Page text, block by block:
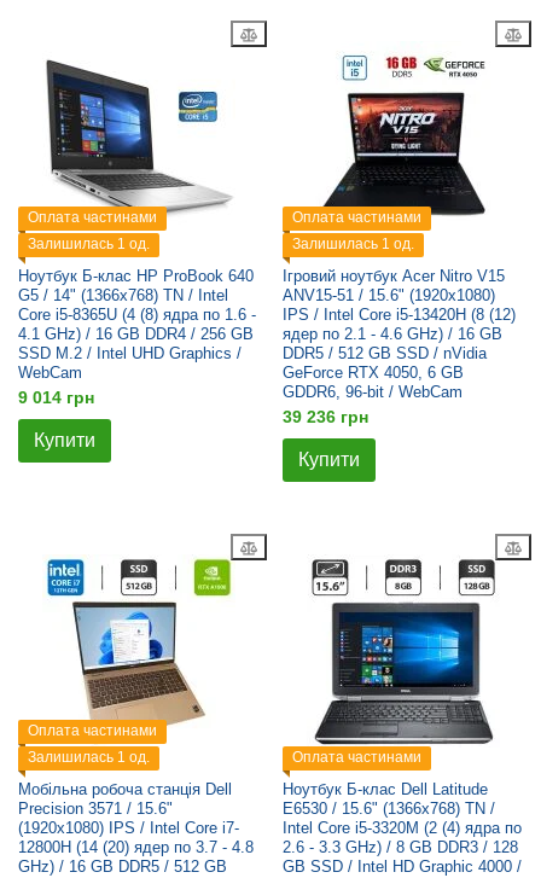
Оплата частинами
Залишилась 1 од.
Ноутбук Б-клас HP ProBook 640
G5 / 14" (1366x768) TN / Intel
Core i5-8365U (4 (8) ядра по 1.6 -
4.1 GHz) / 16 GB DDR4 / 256 GB
SSD M.2 / Intel UHD Graphics /
WebCam
9 014 грн
Купити
Оплата частинами
Залишилась 1 од.
Ігровий ноутбук Acer Nitro V15
ANV15-51 / 15.6" (1920x1080)
IPS / Intel Core i5-13420H (8 (12)
ядер по 2.1 - 4.6 GHz) / 16 GB
DDR5 / 512 GB SSD / nVidia
GeForce RTX 4050, 6 GB
GDDR6, 96-bit / WebCam
39 236 грн
Купити
Оплата частинами
Залишилась 1 од.
Мобільна робоча станція Dell
Precision 3571 / 15.6"
(1920x1080) IPS / Intel Core i7-
12800H (14 (20) ядер по 3.7 - 4.8
GHz) / 16 GB DDR5 / 512 GB
Оплата частинами
Ноутбук Б-клас Dell Latitude
E6530 / 15.6" (1366x768) TN /
Intel Core i5-3320M (2 (4) ядра по
2.6 - 3.3 GHz) / 8 GB DDR3 / 128
GB SSD / Intel HD Graphic 4000 /